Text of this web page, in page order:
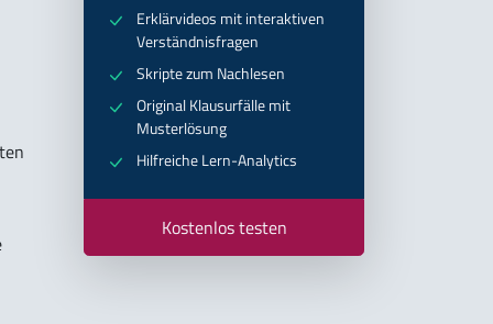
Erklärvideos mit interaktiven
Verständnisfragen
Skripte zum Nachlesen
Original Klausurfälle mit
Musterlösung
Hilfreiche Lern-Analytics
Kostenlos testen